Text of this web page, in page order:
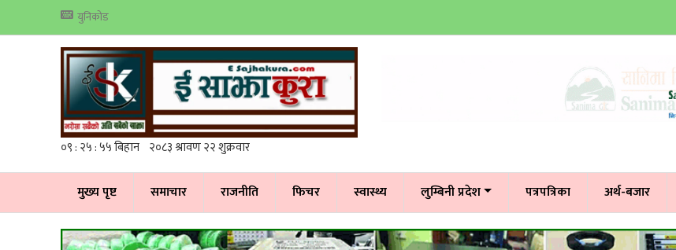
युनिकोड
मुख्य पृष्ट समाचार राजनीति फिचर स्वास्थ्य लुम्बिनी प्रदेश पत्रपत्रिका अर्थ-बजार